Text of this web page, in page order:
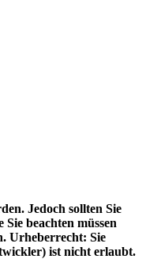
Jedoch sollten Sie
beachten müssen
Urheberrecht: Sie
ist nicht erlaubt.